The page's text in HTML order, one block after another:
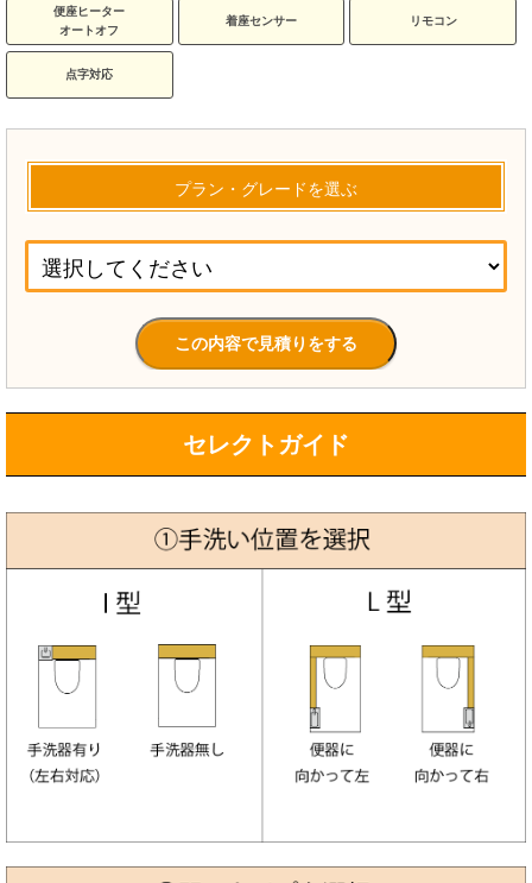
便座ヒーター
オートオフ
着座センサー リモコン
点字対応
プラン・グレードを選ぶ
セレクトガイド